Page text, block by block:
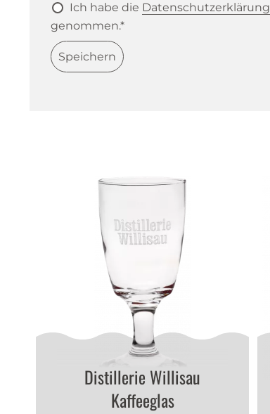
Ich habe die Datenschutzerklärung
genommen.*
Speichern
Distillerie Willisau
Kaffeeglas